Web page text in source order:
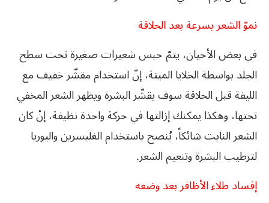
نموّ الشعر بسرعة بعد الحلاقة
في بعض الأحيان، يتمّ حبس شعيرات صغيرة تحت سطح
الجلد بواسطة الخلايا الميتة، إنّ استخدام مقشّر خفيف مع
الليفة قبل الحلاقة سوف يقشّر البشرة ويظهر الشعر المخفي
تحتها، وهكذا يمكنك إزالتها في حركة واحدة نظيفة، إنْ كان
الشعر النابت شائكاً، يُنصح باستخدام الغليسرين واليوريا
لترطيب البشرة وتنعيم الشعر.
إفساد طلاء الأظافر بعد وضعه